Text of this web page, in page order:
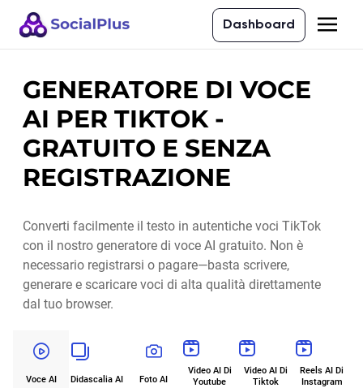
Dashboard
GENERATORE DI VOCE
AI PER TIKTOK -
GRATUITO E SENZA
REGISTRAZIONE
Converti facilmente il testo in autentiche voci TikTok
con il nostro generatore di voce AI gratuito. Non è
necessario registrarsi o pagare—basta scrivere,
generare e scaricare voci di alta qualità direttamente
dal tuo browser.
Voce AI Didascalia AI Foto AI
Video AI Di
Youtube
Video AI Di
Tiktok
Reels AI Di
Instagram